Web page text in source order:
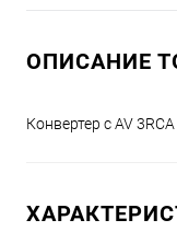
ОПИСАНИЕ
Конвертер с AV